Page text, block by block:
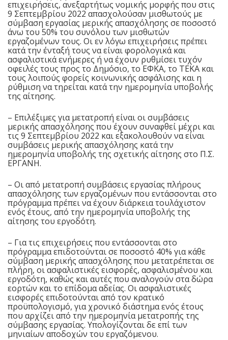
επιχειρήσεις, ανεξαρτήτως νομικής μορφής που στις
9 Σεπτεμβρίου 2022 απασχολούσαν μισθωτούς με
σύμβαση εργασίας μερικής απασχόλησης σε ποσοστό
άνω του 50% του συνόλου των μισθωτών
εργαζομένων τους. Οι εν λόγω επιχειρήσεις πρέπει
κατά την ένταξή τους να είναι φορολογικά και
ασφαλιστικά ενήμερες ή να έχουν ρυθμίσει τυχόν
οφειλές τους προς το Δημόσιο, το ΕΦΚΑ, το ΤΕΚΑ και
τους λοιπούς φορείς κοινωνικής ασφάλισης και η
ρύθμιση να τηρείται κατά την ημερομηνία υποβολής
της αίτησης.
– Επιλέξιμες για μετατροπή είναι οι συμβάσεις
μερικής απασχόλησης που έχουν συναφθεί μέχρι και
τις 9 Σεπτεμβρίου 2022 και εξακολουθούν να είναι
συμβάσεις μερικής απασχόλησης κατά την
ημερομηνία υποβολής της σχετικής αίτησης στο Π.Σ.
ΕΡΓΑΝΗ.
– Οι από μετατροπή συμβάσεις εργασίας πλήρους
απασχόλησης των εργαζομένων που εντάσσονται στο
πρόγραμμα πρέπει να έχουν διάρκεια τουλάχιστον
ενός έτους, από την ημερομηνία υποβολής της
αίτησης του εργοδότη.
– Για τις επιχειρήσεις που εντάσσονται στο
πρόγραμμα επιδοτούνται σε ποσοστό 40% για κάθε
σύμβαση μερικής απασχόλησης που μετατρέπεται σε
πλήρη, οι ασφαλιστικές εισφορές, ασφαλισμένου και
εργοδότη, καθώς και αυτές που αναλογούν στα δώρα
εορτών και το επίδομα αδείας. Οι ασφαλιστικές
εισφορές επιδοτούνται από τον κρατικό
προϋπολογισμό, για χρονικό διάστημα ενός έτους
που αρχίζει από την ημερομηνία μετατροπής της
σύμβασης εργασίας. Υπολογίζονται δε επί των
μηνιαίων αποδοχών του εργαζόμενου.